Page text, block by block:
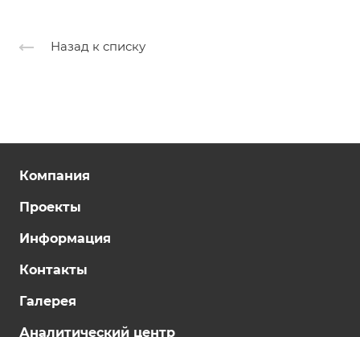
Назад к списку
Компания
Проекты
Информация
Контакты
Галерея
Аналитический центр